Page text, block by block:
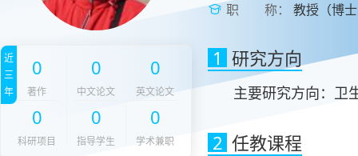
近
三
年
0
著作
0
中文论文
0
英文论文
0
科研项目
0
指导学生
0
学术兼职
职 称：
教授（博
1 研究方向
主要研究方向：卫
2 任教课程